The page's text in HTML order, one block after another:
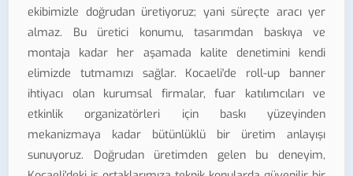
ekibimizle doğrudan üretiyoruz; yani süreçte aracı yer
almaz. Bu üretici konumu, tasarımdan baskıya ve
montaja kadar her aşamada kalite denetimini kendi
elimizde tutmamızı sağlar. Kocaeli'de roll-up banner
ihtiyacı olan kurumsal firmalar, fuar katılımcıları ve
etkinlik organizatörleri için baskı yüzeyinden
mekanizmaya kadar bütünlüklü bir üretim anlayışı
sunuyoruz. Doğrudan üretimden gelen bu deneyim,